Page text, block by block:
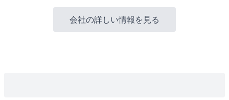
会社の詳しい情報を見る